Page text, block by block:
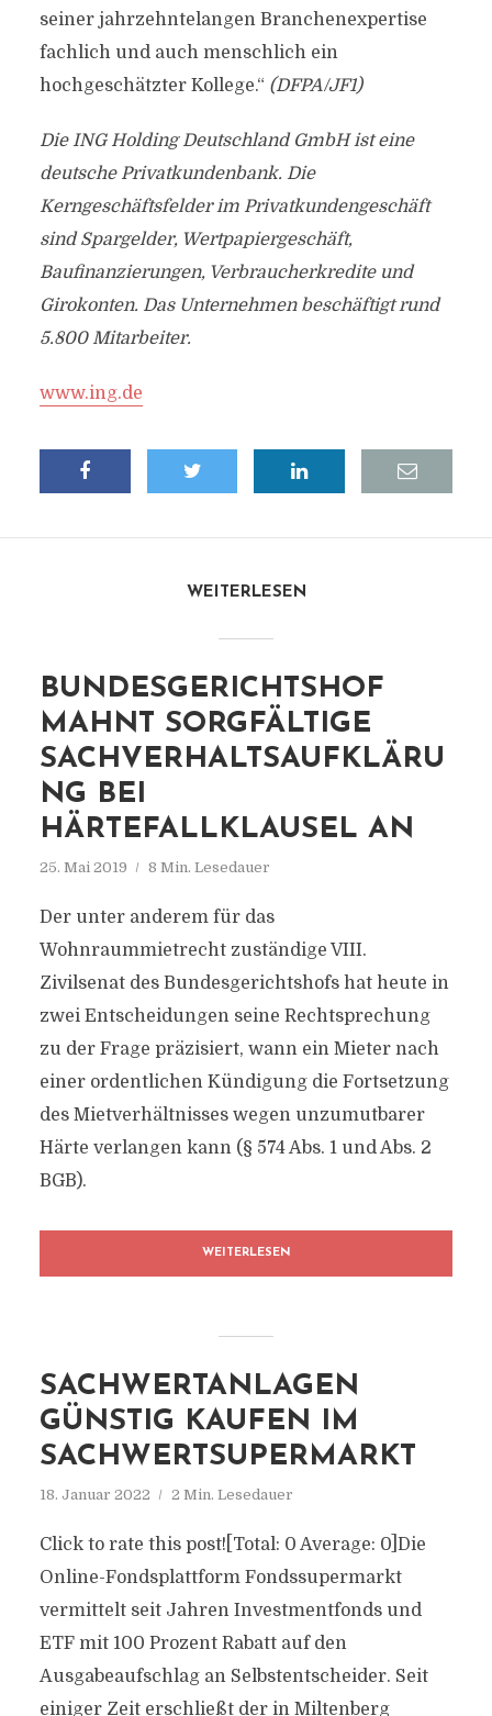
seiner jahrzehntelangen Branchenexpertise
fachlich und auch menschlich ein
hochgeschätzter Kollege.“ (DFPA/JF1)
Die ING Holding Deutschland GmbH ist eine
deutsche Privatkundenbank. Die
Kerngeschäftsfelder im Privatkundengeschäft
sind Spargelder, Wertpapiergeschäft,
Baufinanzierungen, Verbraucherkredite und
Girokonten. Das Unternehmen beschäftigt rund
5.800 Mitarbeiter.
www.ing.de
WEITERLESEN
BUNDESGERICHTSHOF
MAHNT SORGFÄLTIGE
SACHVERHALTSAUFKLÄRU
NG BEI
HÄRTEFALLKLAUSEL AN
25. Mai 2019 8 Min. Lesedauer
Der unter anderem für das
Wohnraummietrecht zuständige VIII.
Zivilsenat des Bundesgerichtshofs hat heute in
zwei Entscheidungen seine Rechtsprechung
zu der Frage präzisiert, wann ein Mieter nach
einer ordentlichen Kündigung die Fortsetzung
des Mietverhältnisses wegen unzumutbarer
Härte verlangen kann (§ 574 Abs. 1 und Abs. 2
BGB).
WEITERLESEN
SACHWERTANLAGEN
GÜNSTIG KAUFEN IM
SACHWERTSUPERMARKT
18. Januar 2022 2 Min. Lesedauer
Click to rate this post![Total: 0 Average: 0]Die
Online-Fondsplattform Fondssupermarkt
vermittelt seit Jahren Investmentfonds und
ETF mit 100 Prozent Rabatt auf den
Ausgabeaufschlag an Selbstentscheider. Seit
einiger Zeit erschließt der in Miltenberg